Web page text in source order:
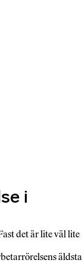
i
det är lite väl lite
äldsta